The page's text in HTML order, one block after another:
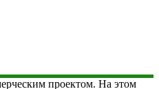
проектом. На этом